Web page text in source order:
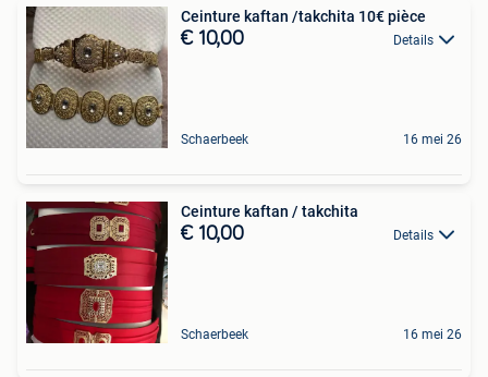
Ceinture kaftan /takchita 10€ pièce
€ 10,00 Details
Schaerbeek 16 mei 26
Ceinture kaftan / takchita
€ 10,00 Details
Schaerbeek 16 mei 26